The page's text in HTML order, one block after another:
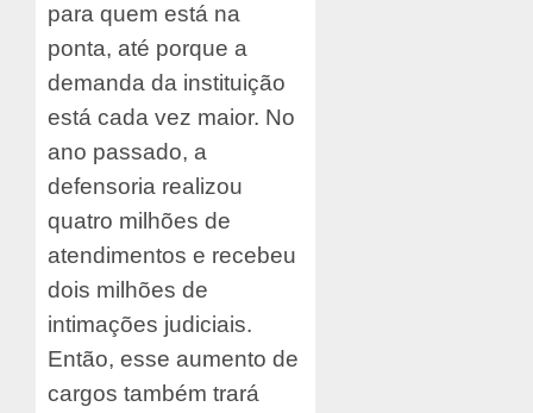
para quem está na
ponta, até porque a
demanda da instituição
está cada vez maior. No
ano passado, a
defensoria realizou
quatro milhões de
atendimentos e recebeu
dois milhões de
intimações judiciais.
Então, esse aumento de
cargos também trará